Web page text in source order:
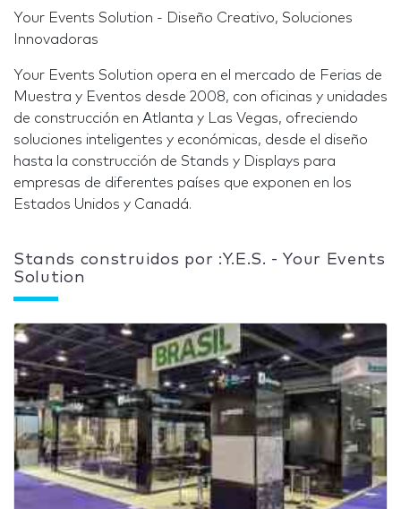
Your Events Solution - Diseño Creativo, Soluciones
Innovadoras
Your Events Solution opera en el mercado de Ferias de
Muestra y Eventos desde 2008, con oficinas y unidades
de construcción en Atlanta y Las Vegas, ofreciendo
soluciones inteligentes y económicas, desde el diseño
hasta la construcción de Stands y Displays para
empresas de diferentes países que exponen en los
Estados Unidos y Canadá.
Stands construidos por :Y.E.S. - Your Events
Solution